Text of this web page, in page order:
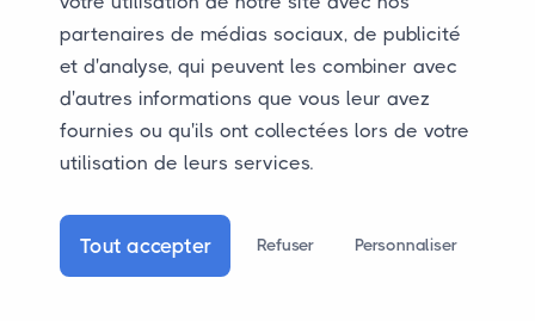
Questions?
ou avez-vous une autre question ? Vous pouvez
toujours nous envoyer un email. Appeler ou
partenaires de médias sociaux, de publicité
et d'analyse, qui peuvent les combiner avec
d'autres informations que vous leur avez
fournies ou qu'ils ont collectées lors de votre
utilisation de leurs services.
Refuser Personnaliser
Tout accepter